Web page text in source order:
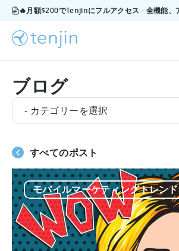
ブログ
- カテゴリーを選択
すべてのポスト
モバイルマーケティングトレンド